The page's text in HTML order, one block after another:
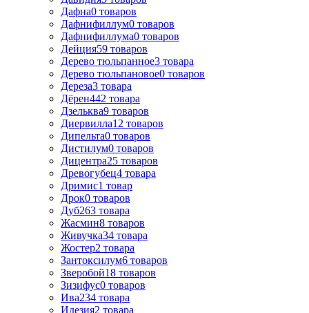
Дафна0 товаров
Дафнифиллум0 товаров
Дафнифиллума0 товаров
Дейция59 товаров
Дерево тюльпанное3 товара
Дерево тюльпановое0 товаров
Дереза3 товара
Дёрен442 товара
Дзельква9 товаров
Диервилла12 товаров
Дипельта0 товаров
Дистилум0 товаров
Дицентра25 товаров
Древогубец4 товара
Дримис1 товар
Дрок0 товаров
Дуб263 товара
Жасмин8 товаров
Живучка34 товара
Жостер2 товара
Зантоксилум6 товаров
Зверобой18 товаров
Зизифус0 товаров
Ива234 товара
Идезия2 товара